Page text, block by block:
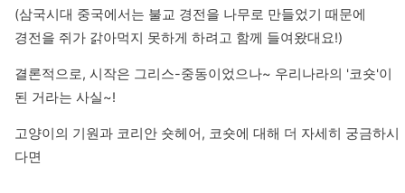
(삼국시대 중국에서는 불교 경전을 나무로 만들었기 때문에
경전을 쥐가 갉아먹지 못하게 하려고 함께 들여왔대요!)
결론적으로, 시작은 그리스-중동이었으나~ 우리나라의 '코숏'이
된 거라는 사실~!
고양이의 기원과 코리안 숏헤어, 코숏에 대해 더 자세히 궁금하시
다면